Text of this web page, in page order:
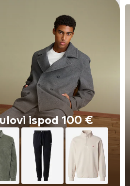
ispod 100 €